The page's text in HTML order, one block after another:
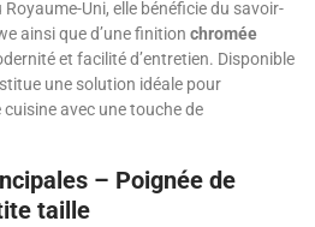
Uni, elle bénéficie du savoir-
ainsi que d’une finition chromée
et facilité d’entretien. Disponible
une solution idéale pour
avec une touche de
– Poignée de
taille